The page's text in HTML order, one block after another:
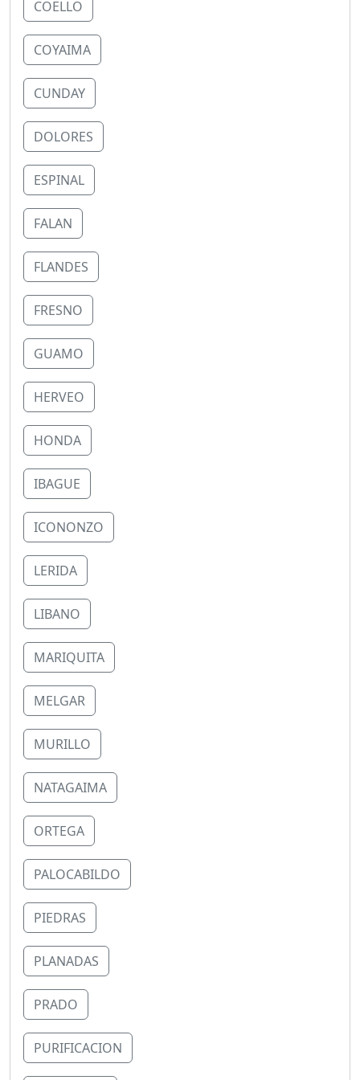
COELLO
COYAIMA
CUNDAY
DOLORES
ESPINAL
FALAN
FLANDES
FRESNO
GUAMO
HERVEO
HONDA
IBAGUE
ICONONZO
LERIDA
LIBANO
MARIQUITA
MELGAR
MURILLO
NATAGAIMA
ORTEGA
PALOCABILDO
PIEDRAS
PLANADAS
PRADO
PURIFICACION